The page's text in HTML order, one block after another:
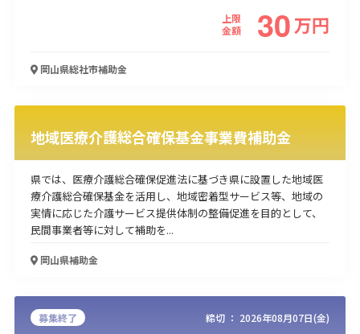
上限
金額
30万円
岡山県総社市補助金
地域医療介護総合確保基金事業費補助金
県では、医療介護総合確保促進法に基づき県に設置した地域医
療介護総合確保基金を活用し、地域密着型サービス等、地域の
実情に応じた介護サービス提供体制の整備促進を目的として、
民間事業者等に対して補助を...
岡山県補助金
募集終了 締切 ： 2026年08月07日(金)